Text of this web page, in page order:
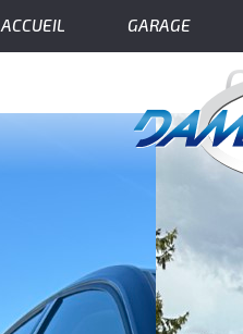
ACCUEIL GARAGE